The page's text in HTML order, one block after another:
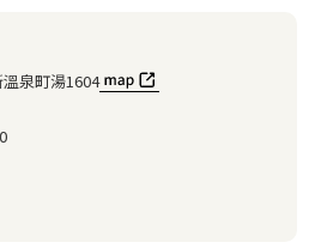
泉町湯1604